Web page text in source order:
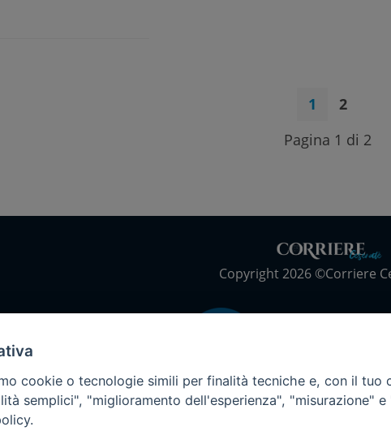
1
2
Pagina 1 di 2
Copyright 2026 ©Corriere
cookie o tecnologie simili per finalità tecniche e, con il tuo
semplici", "miglioramento dell'esperienza", "misurazione"